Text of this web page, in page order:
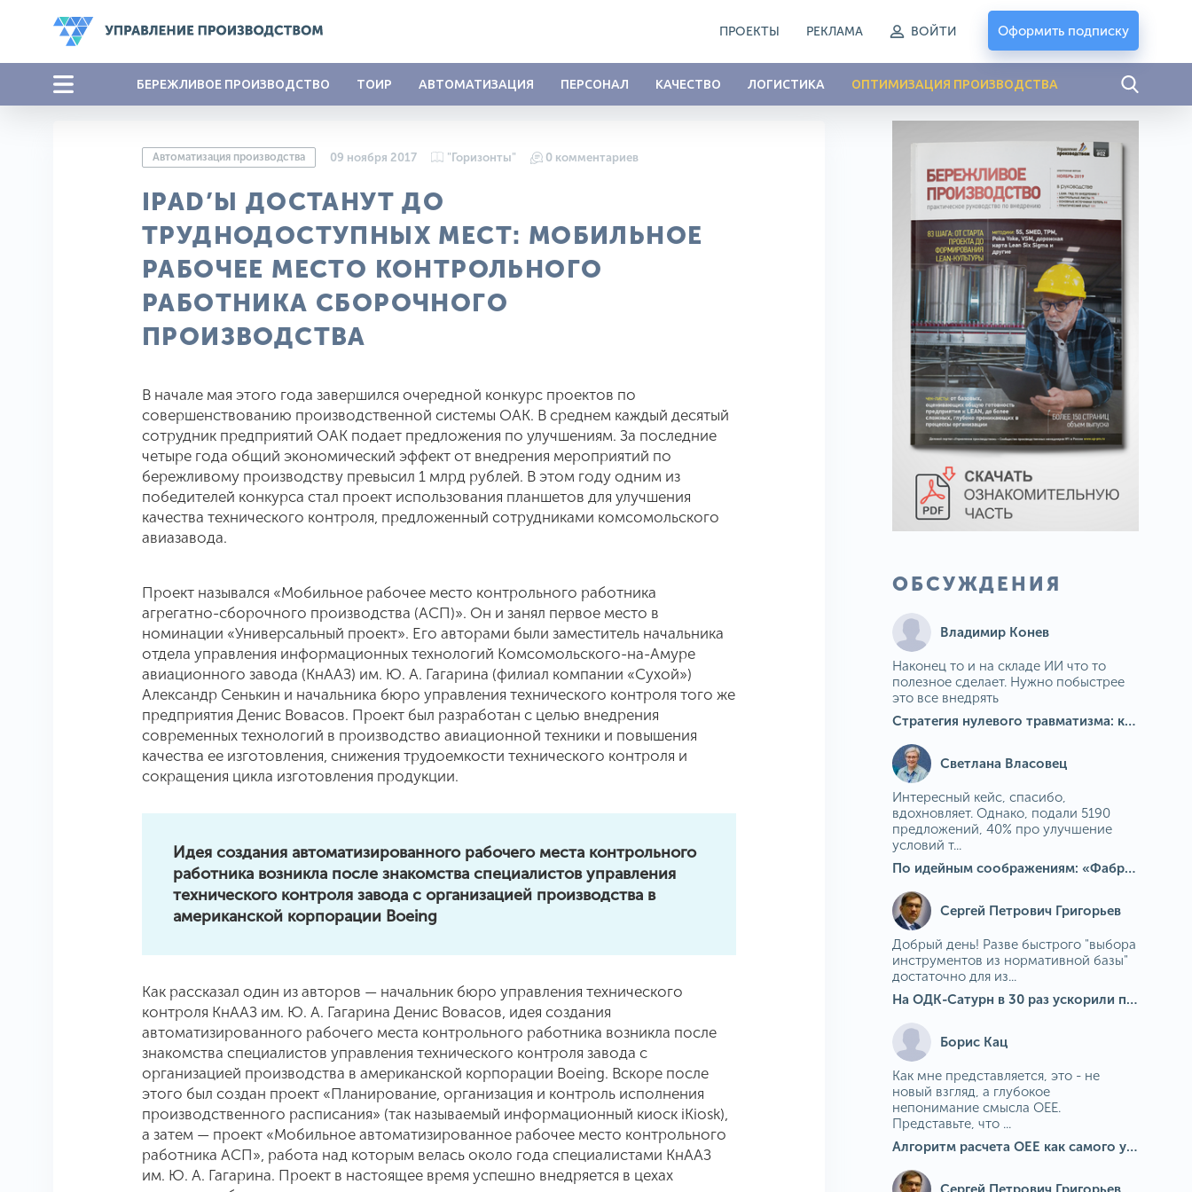
ПРОЕКТЫ РЕКЛАМА ВОЙТИ Оформить подписку
БЕРЕЖЛИВОЕ ПРОИЗВОДСТВО ТОИР АВТОМАТИЗАЦИЯ ПЕРСОНАЛ КАЧЕСТВО ЛОГИСТИКА ОПТИМИЗАЦИЯ ПРОИЗВОДСТВА
Автоматизация производства 09 ноября 2017 "Горизонты" 0 комментариев
IPAD’Ы ДОСТАНУТ ДО
ТРУДНОДОСТУПНЫХ МЕСТ: МОБИЛЬНОЕ
РАБОЧЕЕ МЕСТО КОНТРОЛЬНОГО
РАБОТНИКА СБОРОЧНОГО
ПРОИЗВОДСТВА
В начале мая этого года завершился очередной конкурс проектов по
совершенствованию производственной системы ОАК. В среднем каждый десятый
сотрудник предприятий ОАК подает предложения по улучшениям. За последние
четыре года общий экономический эффект от внедрения мероприятий по
бережливому производству превысил 1 млрд рублей. В этом году одним из
победителей конкурса стал проект использования планшетов для улучшения
качества технического контроля, предложенный сотрудниками комсомольского
авиазавода.
Проект назывался «Мобильное рабочее место контрольного работника
агрегатно-сборочного производства (АСП)». Он и занял первое место в
номинации «Универсальный проект». Его авторами были заместитель начальника
отдела управления информационных технологий Комсомольского-на-Амуре
авиационного завода (КнААЗ) им. Ю. А. Гагарина (филиал компании «Сухой»)
Александр Сенькин и начальника бюро управления технического контроля того же
предприятия Денис Вовасов. Проект был разработан с целью внедрения
современных технологий в производство авиационной техники и повышения
качества ее изготовления, снижения трудоемкости технического контроля и
сокращения цикла изготовления продукции.
Идея создания автоматизированного рабочего места контрольного
работника возникла после знакомства специалистов управления
технического контроля завода с организацией производства в
американской корпорации Boeing
Как рассказал один из авторов — начальник бюро управления технического
контроля КнААЗ им. Ю. А. Гагарина Денис Вовасов, идея создания
автоматизированного рабочего места контрольного работника возникла после
знакомства специалистов управления технического контроля завода с
организацией производства в американской корпорации Boeing. Вскоре после
этого был создан проект «Планирование, организация и контроль исполнения
производственного расписания» (так называемый информационный киоск iKiosk),
а затем — проект «Мобильное автоматизированное рабочее место контрольного
работника АСП», работа над которым велась около года специалистами КнААЗ
им. Ю. А. Гагарина. Проект в настоящее время успешно внедряется в цехах
ОБСУЖДЕНИЯ
Владимир Конев
Наконец то и на складе ИИ что то
полезное сделает. Нужно побыстрее
это все внедрять
Стратегия нулевого травматизма: как ИИ-камеры Camkord снижают риск наезда на пешехода при работе на погрузчике
Светлана Власовец
Интересный кейс, спасибо,
вдохновляет. Однако, подали 5190
предложений, 40% про улучшение
условий т...
По идейным соображениям: «Фабрика идей» на МГОКе
Сергей Петрович Григорьев
Добрый день! Разве быстрого "выбора
инструментов из нормативной базы"
достаточно для из...
На ОДК-Сатурн в 30 раз ускорили подбор средств измерения для контроля качества продукции
Борис Кац
Как мне представляется, это - не
новый взгляд, а глубокое
непонимание смысла OEE.
Представьте, что ...
Алгоритм расчета ОЕЕ как самого универсального и современного показателя эффективности оборудования в мире